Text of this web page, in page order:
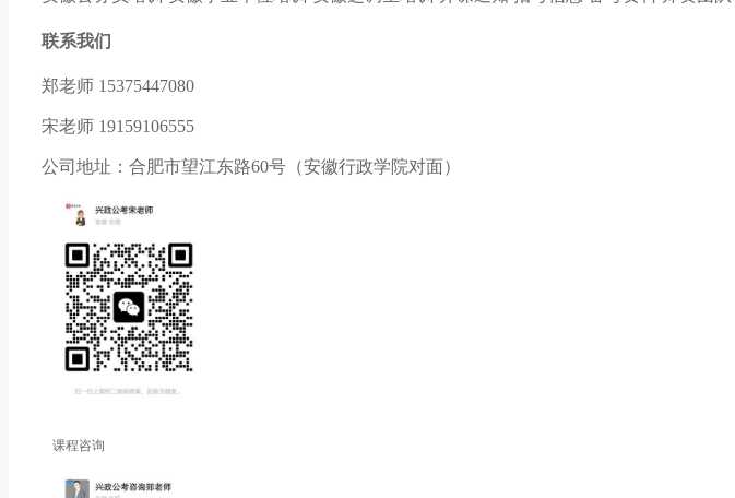
联系我们
郑老师 15375447080
宋老师 19159106555
公司地址：合肥市望江东路60号（安徽行政学院对面）
课程咨询